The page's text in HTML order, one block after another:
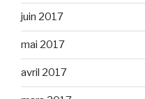
juin 2017
mai 2017
avril 2017